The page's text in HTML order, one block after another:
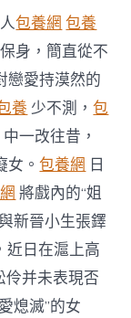
姐
弟
戀
風
聞
戲
內
戲
外
皆
“為
愛
熄
滅”〉
中
包養網 包養
身，簡直從不
戀愛持漠然的
養 少不測，包
一改往昔，
女。包養網 日
將戲內的“姐
新晉小生張鐸
近日在滬上高
伶并未表現否
熄滅”的女